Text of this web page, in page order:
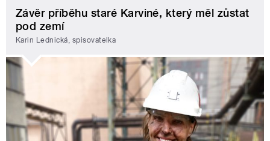
Závěr příběhu staré Karviné, který měl zůstat
pod zemí
Karin Lednická, spisovatelka